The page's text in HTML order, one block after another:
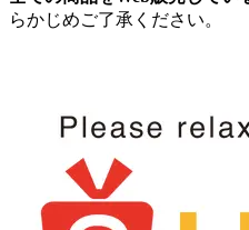
らかじめご了承ください。